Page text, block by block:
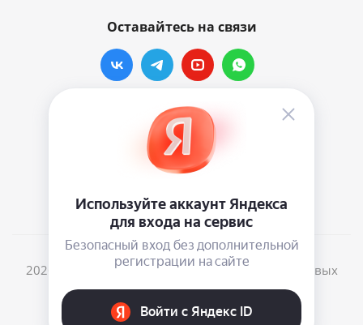
Оставайтесь на связи
Наши контакты
info@vinylmarkt.ru
2026 © Винилмаркт - интернет-магазин виниловых
пластинок